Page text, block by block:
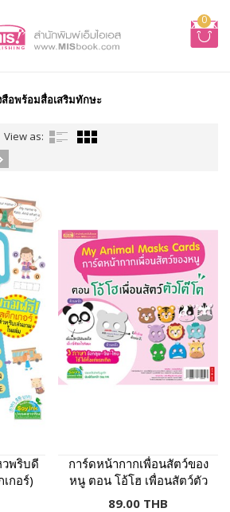
0
อพร้อมสื่อเสริมทักษะ
View as:
พริบดี
กอร์)
การ์ดหน้ากากเพื่อนสัตว์ของ
หนู ตอน โอ้โฮ เพื่อนสัตว์ตัว
โต๊โต
89.00 THB